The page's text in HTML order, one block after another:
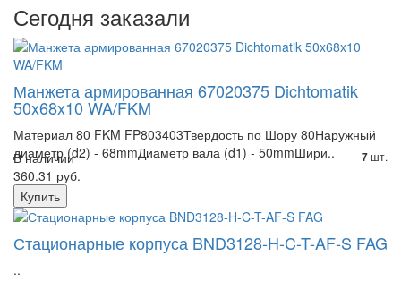
Сегодня заказали
Манжета армированная 67020375 Dichtomatik
50x68x10 WA/FKM
Материал 80 FKM FP803403Твердость по Шору 80Наружный
диаметр (d2) - 68mmДиаметр вала (d1) - 50mmШири..
В наличии 7шт.
360.31 руб.
Купить
Стационарные корпуса BND3128-H-C-T-AF-S FAG
..